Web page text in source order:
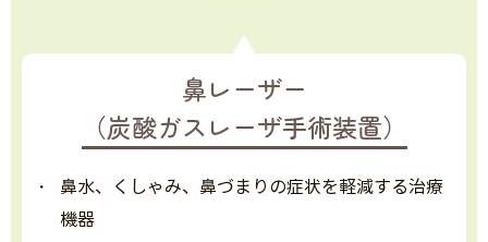
鼻レーザー
（炭酸ガスレーザ手術装置）
鼻水、くしゃみ、鼻づまりの症状を軽減する治療
機器